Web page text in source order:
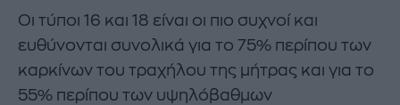
Οι τύποι 16 και 18 είναι οι πιο συχνοί και
ευθύνονται συνολικά για το 75% περίπου των
καρκίνων του τραχήλου της μήτρας και για το
55% περίπου των υψηλόβαθμων